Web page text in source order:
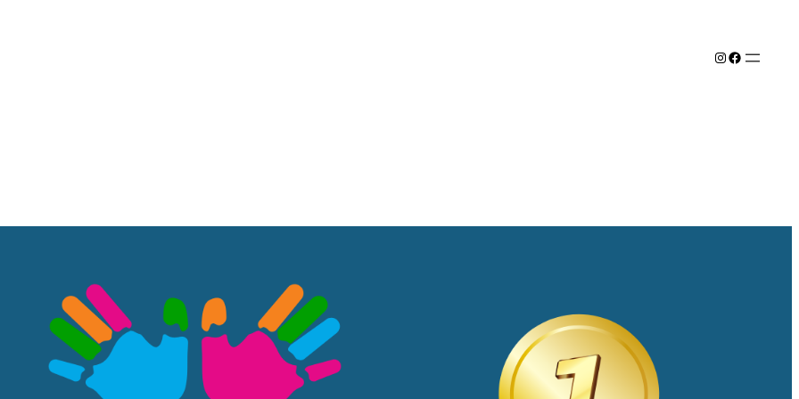
Instagram
Facebook